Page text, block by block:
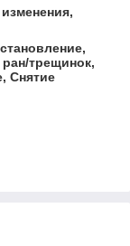
трещинок,
Снятие